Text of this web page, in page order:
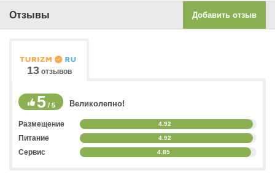
Отзывы Добавить отзыв
13отзывов
5 / 5 Великолепно!
Размещение 4.92
Питание 4.92
Сервис 4.85